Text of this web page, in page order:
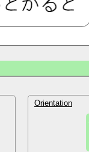
Orientation